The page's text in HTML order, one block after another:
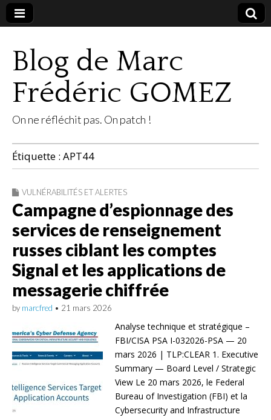
Blog de Marc
Frédéric GOMEZ
On ne réfléchit pas. On patch !
Étiquette : APT44
VULNÉRABILITÉS ET ALERTES
Campagne d’espionnage des
services de renseignement
russes ciblant les comptes
Signal et les applications de
messagerie chiffrée
by marcfred • 21 mars 2026
Analyse technique et stratégique –
FBI/CISA PSA I-032026-PSA — 20
mars 2026 | TLP:CLEAR 1. Executive
Summary — Board Level / Strategic
View Le 20 mars 2026, le Federal
Bureau of Investigation (FBI) et la
Cybersecurity and Infrastructure